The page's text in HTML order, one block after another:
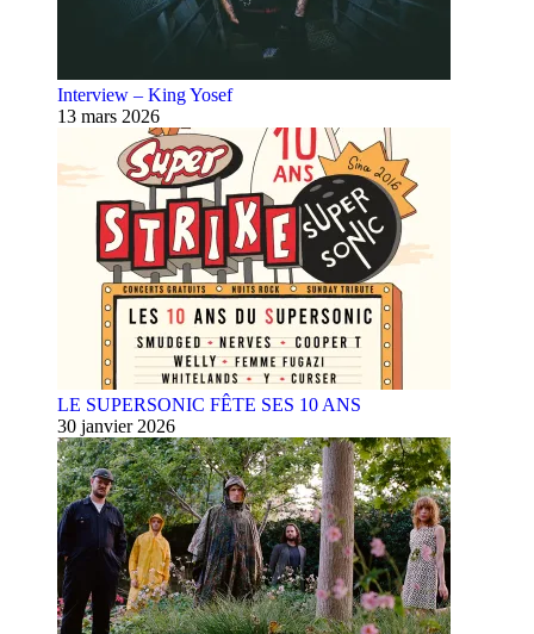
Interview – King Yosef
13 mars 2026
LE SUPERSONIC FÊTE SES 10 ANS
30 janvier 2026